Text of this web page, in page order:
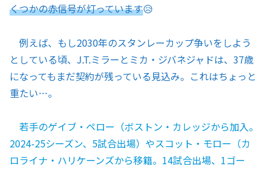
くつかの赤信号が灯っています😥
例えば、もし2030年のスタンレーカップ争いをしよう
としている頃、J.T.ミラーとミカ・ジバネジャドは、37歳
になってもまだ契約が残っている見込み。これはちょっと
重たい…。
若手のゲイブ・ペロー（ボストン・カレッジから加入。
2024-25シーズン、5試合出場）やスコット・モロー（カ
ロライナ・ハリケーンズから移籍。14試合出場、1ゴー